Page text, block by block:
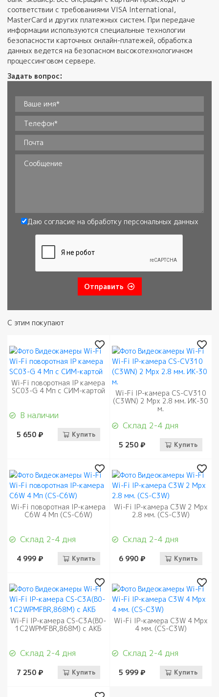
соответствии с требованиями VISA International,
MasterCard и других платежных систем. При передаче
информации используются специальные технологии
безопасности карточных онлайн-платежей, обработка
данных ведется на безопасном высокотехнологичном
процессинговом сервере.
Задать вопрос:
Ваше имя**
Телефон*
Почта
Сообщение
Даю согласие на обработку персональных данных
Отправить
С этим покупают
Wi-Fi поворотная IP камера
SC03-G 4 Мп с СИМ-картой
В наличии
5 650 ₽ Купить
Wi-Fi IP-камера CS-CV310
(C3WN) 2 Мрх 2.8 мм. ИК-30
м.
Склад 2-4 дня
5 250 ₽ Купить
Wi-Fi поворотная IP-камера
C6W 4 Mп (CS-C6W)
Склад 2-4 дня
4 999 ₽ Купить
Wi-Fi IP-камера C3W 2 Mpx
2.8 мм. (CS-C3W)
Склад 2-4 дня
6 990 ₽ Купить
Wi-Fi IP-камера CS-C3A(B0-
1C2WPMFBR,868M) с АКБ
Склад 2-4 дня
7 250 ₽ Купить
Wi-Fi IP-камера C3W 4 Mpx
4 мм. (CS-C3W)
Склад 2-4 дня
5 999 ₽ Купить